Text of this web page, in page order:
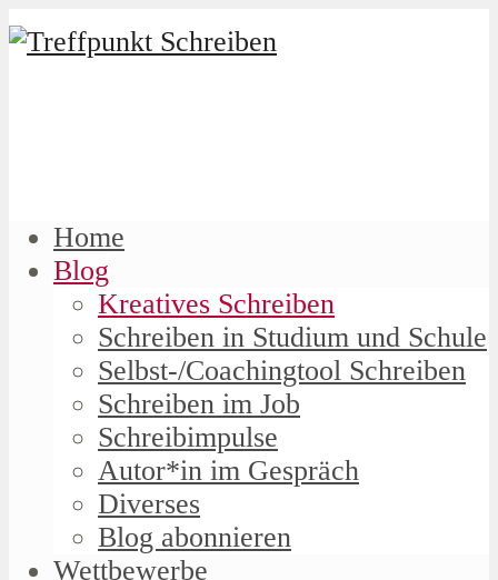
Home
Blog
Kreatives Schreiben
Schreiben in Studium und Schule
Selbst-/Coachingtool Schreiben
Schreiben im Job
Schreibimpulse
Autor*in im Gespräch
Diverses
Blog abonnieren
Wettbewerbe